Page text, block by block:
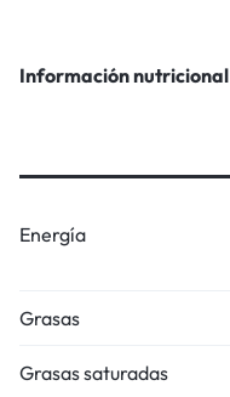
Información nutricional
Energía
Grasas
Grasas saturadas